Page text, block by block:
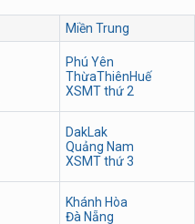
Miền Trung
Phú Yên
ThừaThiênHuế
XSMT thứ 2
DakLak
Quảng Nam
XSMT thứ 3
Khánh Hòa
Đà Nẵng